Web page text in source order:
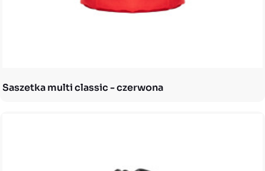
Saszetka multi classic - czerwona